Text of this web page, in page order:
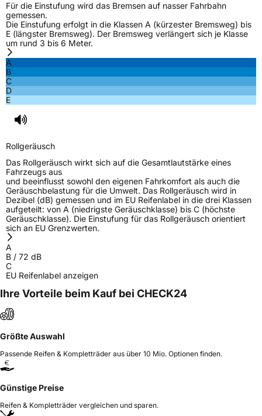
Für die Einstufung wird das Bremsen auf nasser Fahrbahn
gemessen.
Die Einstufung erfolgt in die Klassen A (kürzester Bremsweg) bis
E (längster Bremsweg). Der Bremsweg verlängert sich je Klasse
um rund 3 bis 6 Meter.
A
B
C
D
E
Rollgeräusch
Das Rollgeräusch wirkt sich auf die Gesamtlautstärke eines
Fahrzeugs aus
und beeinflusst sowohl den eigenen Fahrkomfort als auch die
Geräuschbelastung für die Umwelt. Das Rollgeräusch wird in
Dezibel (dB) gemessen und im EU Reifenlabel in die drei Klassen
aufgeteilt: von A (niedrigste Geräuschklasse) bis C (höchste
Geräuschklasse). Die Einstufung für das Rollgeräusch orientiert
sich an EU Grenzwerten.
A
B / 72 dB
C
EU Reifenlabel anzeigen
Ihre Vorteile beim Kauf bei CHECK24
Größte Auswahl
Passende Reifen & Kompletträder aus über 10 Mio. Optionen finden.
Günstige Preise
Reifen & Kompletträder vergleichen und sparen.